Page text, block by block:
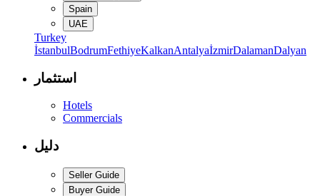
Spain
UAE
Turkey
İstanbulBodrumFethiyeKalkanAntalyaİzmirDalamanDalyan
استثمار
Hotels
Commercials
دليل
Seller Guide
Buyer Guide